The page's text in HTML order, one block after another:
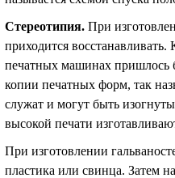
Стереотипия. При
приходится
печатных машинах пришлось
копии печатных форм, так
служат и могут быть
высокой печати
При изготовлении
пластика или свинца. Затем